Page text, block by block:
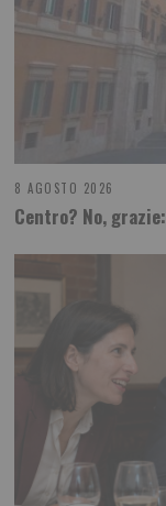
8 AGOSTO 2026
Centro? No,